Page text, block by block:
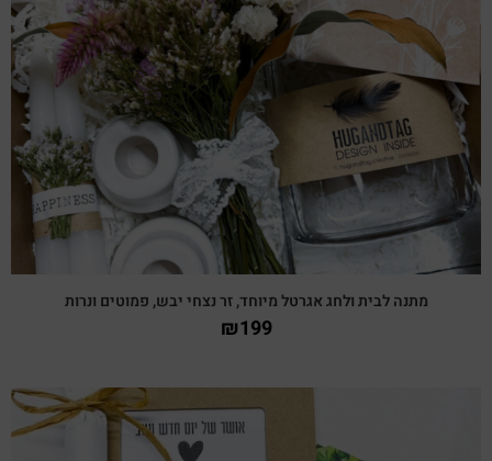
צפייה מהירה
מתנה לבית ולחג אגרטל מיוחד, זר נצחי יבש, פמוטים ונרות
₪199